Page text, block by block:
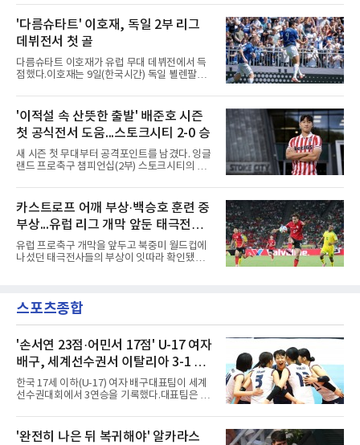
기세도 좋다.최근 리그 2연패로 상승세가 끊긴
강원은 이번 승리로 반등을 노린다. 김대
딘 국립경기장에서 열린 캄보디아와의 조별리그
A조 4차전에서 응우옌 딘 박의 2골과 상대 자책
골을 묶어 3-1로 이겼다. 3승 1무 승점 10으로
싱가포르(승점 8)를 제치고 조 1위를 차지했고,
A매치 연속 무패는 22경기(19승 3무)로 늘렸다.
종전 자국 기록은 18경기였다.2년마다 열리는
현대컵은 '동남아의 월드컵'으로 불리며, 스즈키
패와 통산 4번째 우승을 노린다.준결승 상대 말
레이시아는 8일 필리핀을 1-0
'다름슈타트' 이호재, 독일 2부 리그
데뷔전서 첫 골
다름슈타트 이호재가 유럽 무대 데뷔전에서 득
점했다.이호재는 9일(한국시간) 독일 뵐렌팔토
2027시즌 2.분데스리가(2부) 개막전에서 0-2로
뒤진 후반 추격골을 넣었다. 후반 15분 핀 라켄
마허와 교체 투입된 그는 후반 31분 페널티지역
오른쪽에서 카이 클레피시의 패스를 받아 오른
발 슈팅으로 마무리했다.다름슈타트는 후반 41
분 알렉산다르 부코티치의 동점골로 승점 1을
챙겼다. 홀슈타인 킬은 전반 8분 기예르모 발지,
활용한 제공권과 문전 슈팅이 강점인 정통 스트
라이커로, K리그1 포항 스틸러스에서
'이적설 속 산뜻한 출발' 배준호 시즌
첫 공식전서 도움...스토크시티 2-0 승
새 시즌 첫 무대부터 공격포인트를 남겼다. 잉글
랜드 프로축구 챔피언십(2부) 스토크시티의 배
호는 9일(한국시간) 영국 스토크온트렌트의 베
트365 스타디움에서 열린 올덤 애슬레틱(4부)과
의 2026-2027시즌 잉글랜드 풋볼리그컵(EFL
컵) 1라운드에서 팀의 2-0 승리에 쐐기를 박는
골을 도왔다.투입 직후 결정적인 장면을 만들었
다. 1-0으로 앞서던 후반 21분 그라운드를 밟은
그는 후반 37분 상대 수비 라인 사이를 찌르는
흔들었다.시점도 좋았다. 프랑스 올랭피크 리옹
이적설이 도는 배준호는 시즌 첫
카스트로프 어깨 부상·백승호 훈련 중
부상...유럽 리그 개막 앞둔 태극전사
악재
유럽 프로축구 개막을 앞두고 북중미 월드컵에
나섰던 태극전사들의 부상이 잇따라 확인됐다.
쳐 당분간 출전이 어렵다고 밝혔다. 그는 후반 교
체 투입돼 두 골을 넣었으나 후반 22분 부상으로
에서 태어난 카스트로프는 측면 미드필더와 측
면 수비가 가능한 자원으로, 월드컵 남아프리카
공화국과의 조별리그 3차전에 출전했다. 해외
출생 혼혈 선수의 한국 남자 대표팀 월드컵 출전
은 그가 처음이다. 묀헨글라트바흐는 23일 DFB
포칼 1라운드, 29일 라이프치히
스포츠종합
'손서연 23점·어민서 17점' U-17 여자
배구, 세계선수권서 이탈리아 3-1 완
파...조별리그 3연승
한국 17세 이하(U-17) 여자 배구대표팀이 세계
선수권대회에서 3연승을 기록했다.대표팀은 9
FIVB U-17 여자 세계선수권대회 조별리그 D조
3차전에서 이탈리아를 3-1(25-14 25-19 13-25
'완전히 나은 뒤 복귀해야' 알카라스